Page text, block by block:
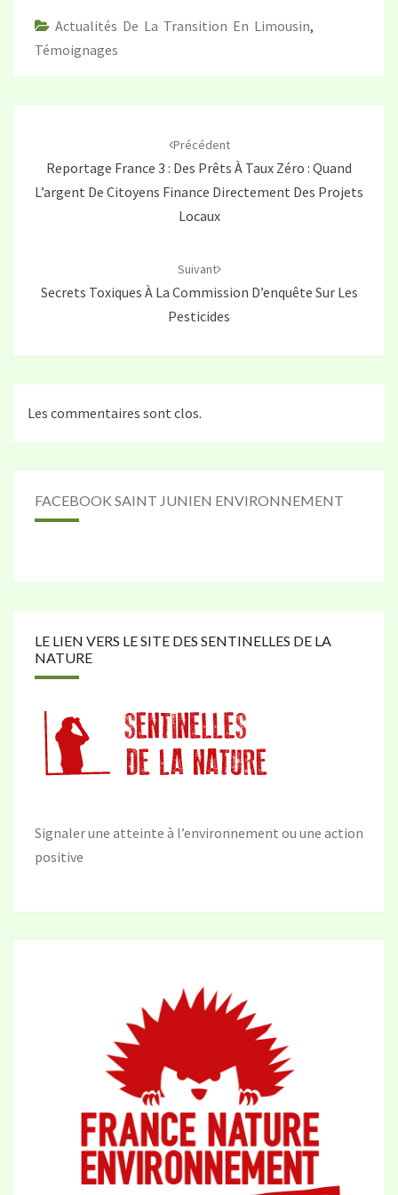
Actualités De La Transition En Limousin,
Témoignages
Précédent
Reportage France 3 : Des Prêts À Taux Zéro : Quand
L’argent De Citoyens Finance Directement Des Projets
Locaux
Suivant
Secrets Toxiques À La Commission D’enquête Sur Les
Pesticides
Les commentaires sont clos.
FACEBOOK SAINT JUNIEN ENVIRONNEMENT
LE LIEN VERS LE SITE DES SENTINELLES DE LA
NATURE
Signaler une atteinte à l’environnement ou une action
positive